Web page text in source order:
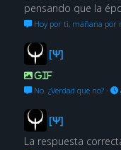
pensando que la
Hoy por ti, mañana por
[Ψ]
GIF
No. ¿Verdad que no?·
[Ψ]
La respuesta